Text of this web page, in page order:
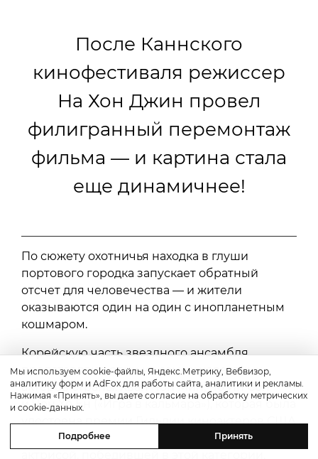
После Каннского
кинофестиваля режиссер
На Хон Джин провел
филигранный перемонтаж
фильма — и картина стала
еще динамичнее!
По сюжету охотничья находка в глуши
портового городка запускает обратный
отсчет для человечества — и жители
оказываются один на один с инопланетным
кошмаром.
Корейскую часть звездного ансамбля
представляют одни из самых известных
актеров страны: Хван Чон Мин, Чо Ин Сон
и Чон Хо Ён («Игра в кальмара»), которая была
удостоена премии Гильдии киноактеров США
(SAG Awards) и стала первой корейской
Мы используем cookie-файлы, Яндекс.Метрику, Вебвизор,
аналитику форм и AdFox для работы сайта, аналитики и рекламы.
Нажимая «Принять», вы даете согласие на обработку метрических
и cookie-данных.
Подробнее Принять